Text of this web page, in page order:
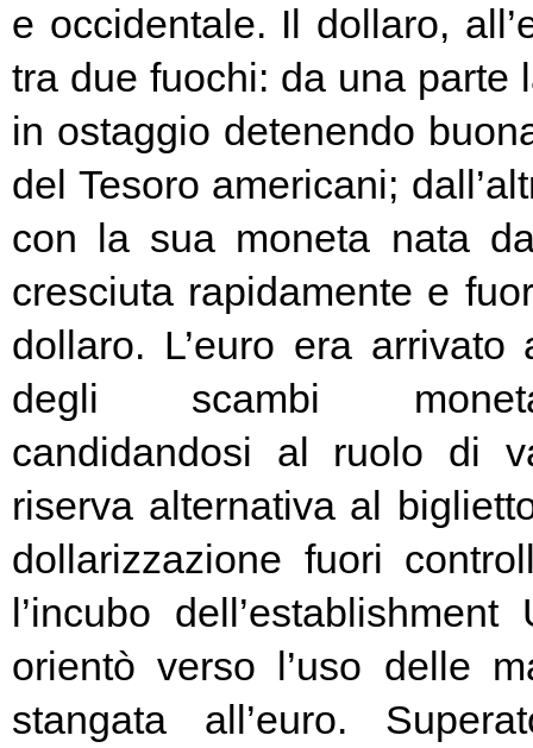
e occidentale. Il dollaro,
tra due fuochi: da una parte
in ostaggio detenendo
del Tesoro americani;
con la sua moneta nata
cresciuta rapidamente e
dollaro. L’euro era
degli scambi
candidandosi al ruolo di
riserva alternativa al
dollarizzazione fuori
l’incubo
orientò verso l’uso delle
stangata all’euro.